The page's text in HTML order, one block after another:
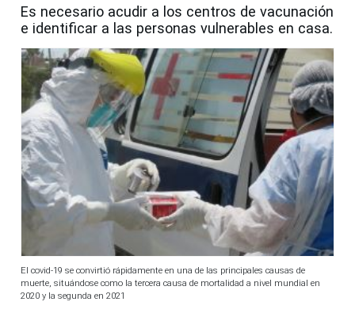
Es necesario acudir a los centros de vacunación
e identificar a las personas vulnerables en casa.
El covid-19 se convirtió rápidamente en una de las principales causas de
muerte, situándose como la tercera causa de mortalidad a nivel mundial en
2020 y la segunda en 2021